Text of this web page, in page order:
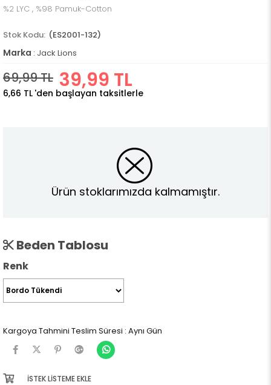
%2 LYC , %98 Pamuk-Cotton
(ES2001-132)
Marka : Jack Lions
69,99 TL 39,99 TL
6,66 TL 'den başlayan taksitlerle
Ürün stoklarımızda kalmamıştır.
Beden Tablosu
Renk
Kargoya Tahmini Teslim Süresi : Aynı Gün
İSTEK LISTEME EKLE